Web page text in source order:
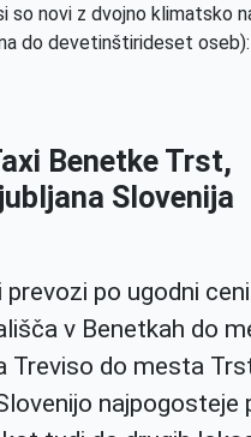
so novi z dvojno klimatsko
do devetinštirideset
Benetke Trst,
Slovenija
prevozi po ugodni
v Benetkah do
Treviso do mesta
najpogosteje